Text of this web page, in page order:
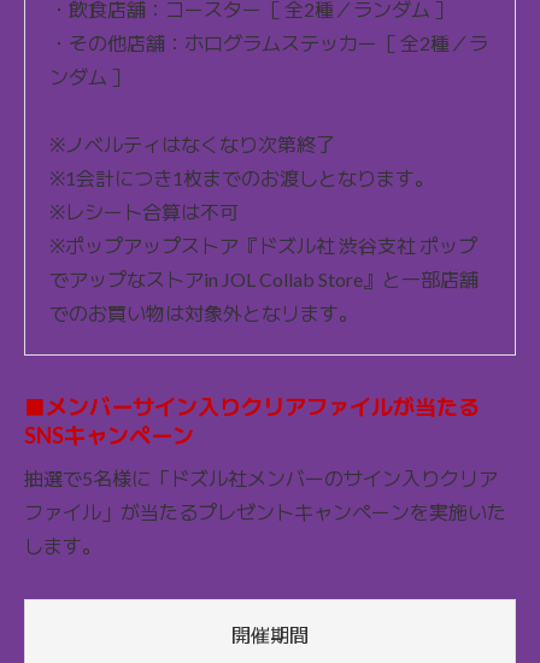
・飲食店舗：コースター［ 全2種／ランダム ］
・その他店舗：ホログラムステッカー［ 全2種／ラ
ンダム ］
※ノベルティはなくなり次第終了
※1会計につき1枚までのお渡しとなります。
※レシート合算は不可
※ポップアップストア『ドズル社 渋谷支社 ポップ
でアップなストアin JOL Collab Store』と一部店舗
でのお買い物は対象外となリます。
■メンバーサイン入りクリアファイルが当たる
SNSキャンペーン
抽選で5名様に「ドズル社メンバーのサイン入りクリア
ファイル」が当たるプレゼントキャンペーンを実施いた
します。
開催期間